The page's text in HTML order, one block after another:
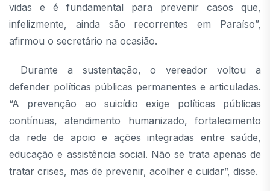
vidas e é fundamental para prevenir casos que,
infelizmente, ainda são recorrentes em Paraíso”,
afirmou o secretário na ocasião.
Durante a sustentação, o vereador voltou a
defender políticas públicas permanentes e articuladas.
“A prevenção ao suicídio exige políticas públicas
contínuas, atendimento humanizado, fortalecimento
da rede de apoio e ações integradas entre saúde,
educação e assistência social. Não se trata apenas de
tratar crises, mas de prevenir, acolher e cuidar”, disse.